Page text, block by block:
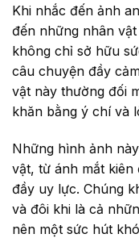
Khi nhắc đến ảnh
đến những nhân
không chỉ sở hữu
câu chuyện đầy
vật này thường đối
khăn bằng ý chí và
Những hình ảnh
vật, từ ánh mắt
đầy uy lực. Chúng
và đôi khi là cả
nên một sức hút